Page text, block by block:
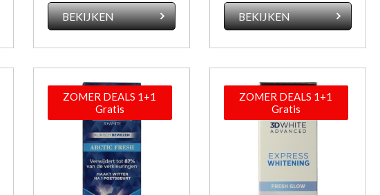
BEKIJKEN BEKIJKEN
ZOMER DEALS 1+1
Gratis
ZOMER DEALS 1+1
Gratis